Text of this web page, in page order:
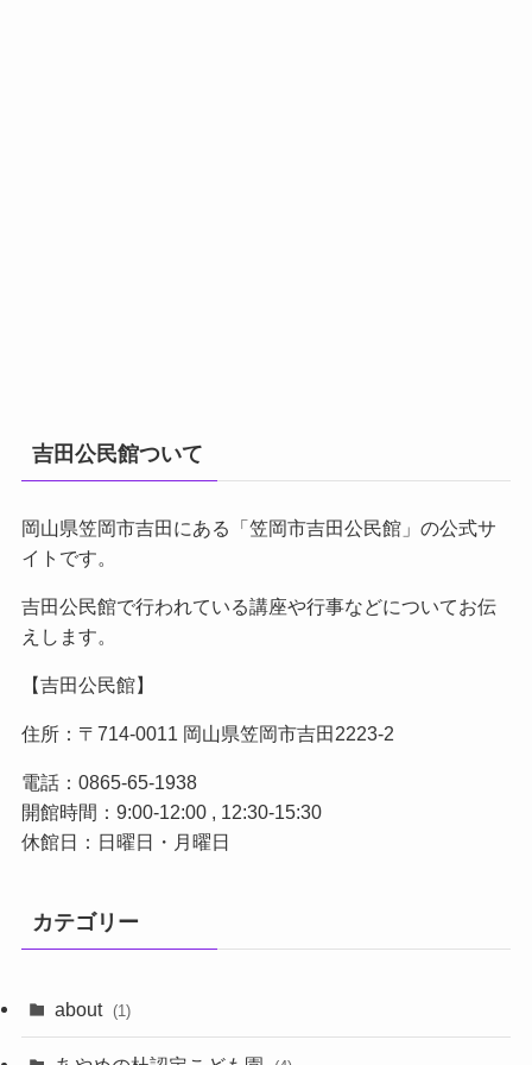
吉田公民館ついて
岡山県笠岡市吉田にある「笠岡市吉田公民館」の公式サ
イトです。
吉田公民館で行われている講座や行事などについてお伝
えします。
【吉田公民館】
住所：〒714-0011 岡山県笠岡市吉田2223-2
電話：0865-65-1938
開館時間：9:00-12:00 , 12:30-15:30
休館日：日曜日・月曜日
カテゴリー
about (1)